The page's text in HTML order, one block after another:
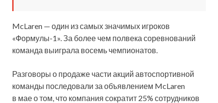
McLaren — один из самых значимых игроков
«Формулы-1». За более чем полвека соревнований
команда выиграла восемь чемпионатов.
Разговоры о продаже части акций автоспортивной
команды последовали за объявлением McLaren
в мае о том, что компания сократит 25% сотрудников